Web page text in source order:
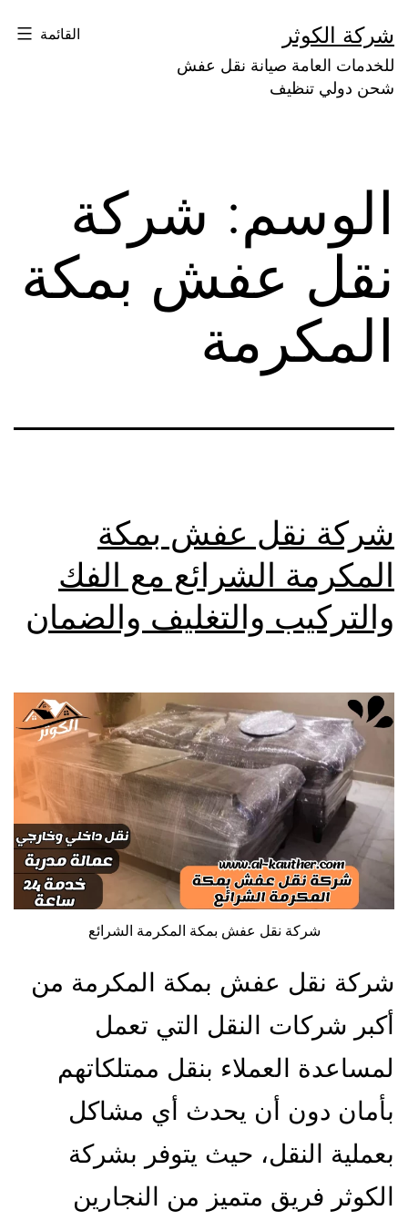
إلى
المحتوى
شركة الكوثر
للخدمات العامة صيانة نقل عفش
شحن دولي تنظيف
القائمة
الوسم: شركة
نقل عفش بمكة
المكرمة
شركة نقل عفش بمكة
المكرمة الشرائع مع الفك
والتركيب والتغليف والضمان
شركة نقل عفش بمكة المكرمة الشرائع
شركة نقل عفش بمكة المكرمة من
أكبر شركات النقل التي تعمل
لمساعدة العملاء بنقل ممتلكاتهم
بأمان دون أن يحدث أي مشاكل
بعملية النقل، حيث يتوفر بشركة
الكوثر فريق متميز من النجارين